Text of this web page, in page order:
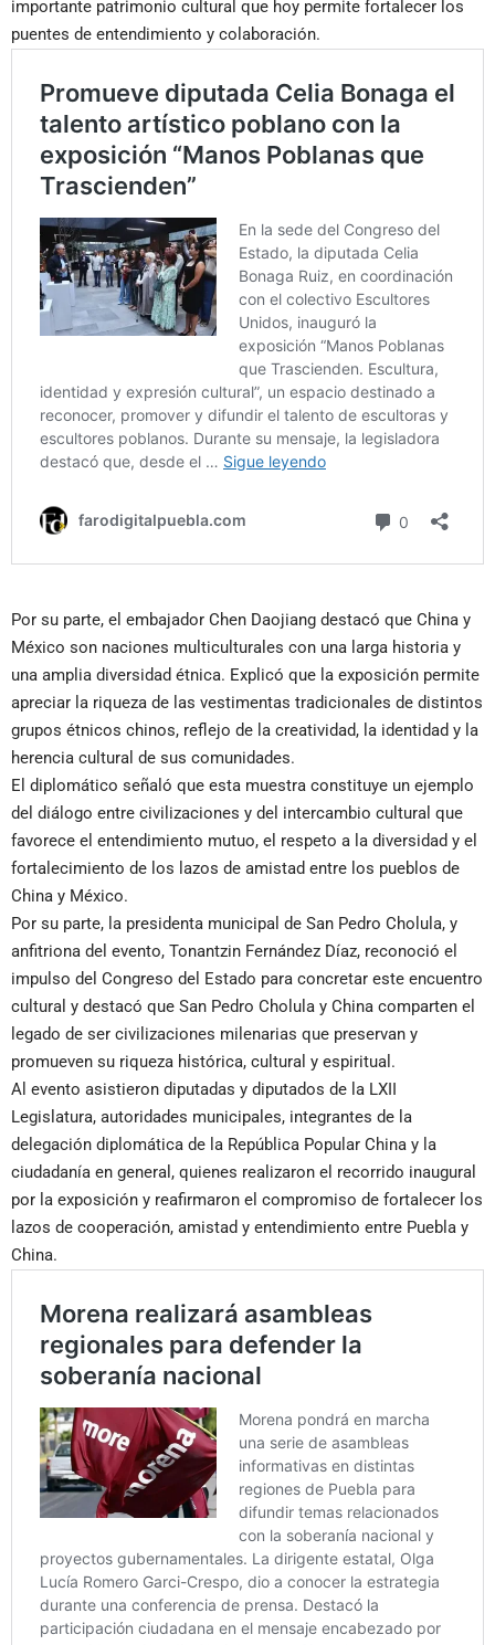
importante patrimonio cultural que hoy permite fortalecer los
puentes de entendimiento y colaboración.
Por su parte, el embajador Chen Daojiang destacó que China y
México son naciones multiculturales con una larga historia y
una amplia diversidad étnica. Explicó que la exposición permite
apreciar la riqueza de las vestimentas tradicionales de distintos
grupos étnicos chinos, reflejo de la creatividad, la identidad y la
herencia cultural de sus comunidades.
El diplomático señaló que esta muestra constituye un ejemplo
del diálogo entre civilizaciones y del intercambio cultural que
favorece el entendimiento mutuo, el respeto a la diversidad y el
fortalecimiento de los lazos de amistad entre los pueblos de
China y México.
Por su parte, la presidenta municipal de San Pedro Cholula, y
anfitriona del evento, Tonantzin Fernández Díaz, reconoció el
impulso del Congreso del Estado para concretar este encuentro
cultural y destacó que San Pedro Cholula y China comparten el
legado de ser civilizaciones milenarias que preservan y
promueven su riqueza histórica, cultural y espiritual.
Al evento asistieron diputadas y diputados de la LXII
Legislatura, autoridades municipales, integrantes de la
delegación diplomática de la República Popular China y la
ciudadanía en general, quienes realizaron el recorrido inaugural
por la exposición y reafirmaron el compromiso de fortalecer los
lazos de cooperación, amistad y entendimiento entre Puebla y
China.